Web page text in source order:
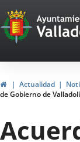
Portal
Web
del
de
InicioActualidad
de Gobierno de